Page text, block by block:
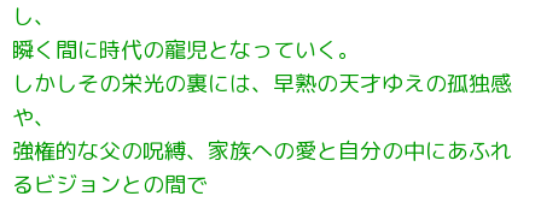
し、
瞬く間に時代の寵児となっていく。
しかしその栄光の裏には、早熟の天才ゆえの孤独感
や、
強権的な父の呪縛、家族への愛と自分の中にあふれ
るビジョンとの間で